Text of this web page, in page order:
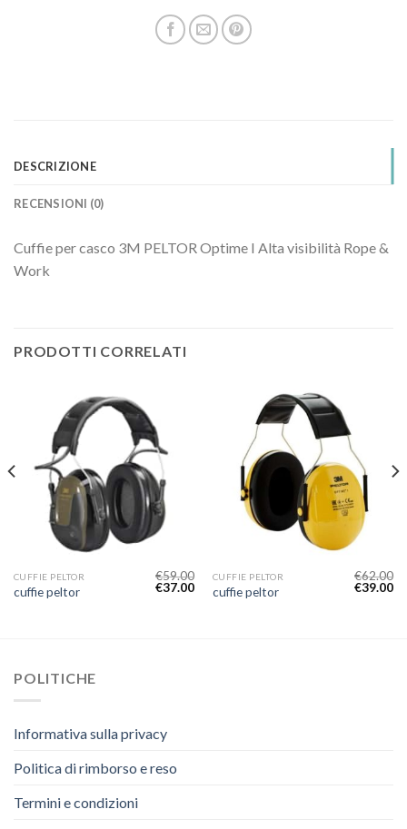
DESCRIZIONE
RECENSIONI (0)
Cuffie per casco 3M PELTOR Optime I Alta visibilità Rope &
Work
PRODOTTI CORRELATI
CUFFIE PELTOR
cuffie peltor
€59.00
€37.00
CUFFIE PELTOR
cuffie peltor
€62.00
€39.00
POLITICHE
Informativa sulla privacy
Politica di rimborso e reso
Termini e condizioni